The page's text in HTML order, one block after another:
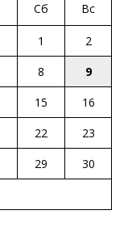
Сб Вс
1
2
8
9
15
16
22
23
29
30